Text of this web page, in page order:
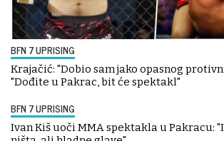
BFN 7 UPRISING
Krajačić: "Dobio sam jako opasnog
"Dođite u Pakrac, bit će spektakl"
BFN 7 UPRISING
Ivan Kiš uoči MMA spektakla u Pakracu: